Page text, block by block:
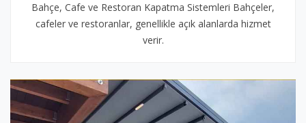
Bahçe, Cafe ve Restoran Kapatma Sistemleri Bahçeler,
cafeler ve restoranlar, genellikle açık alanlarda hizmet
verir.